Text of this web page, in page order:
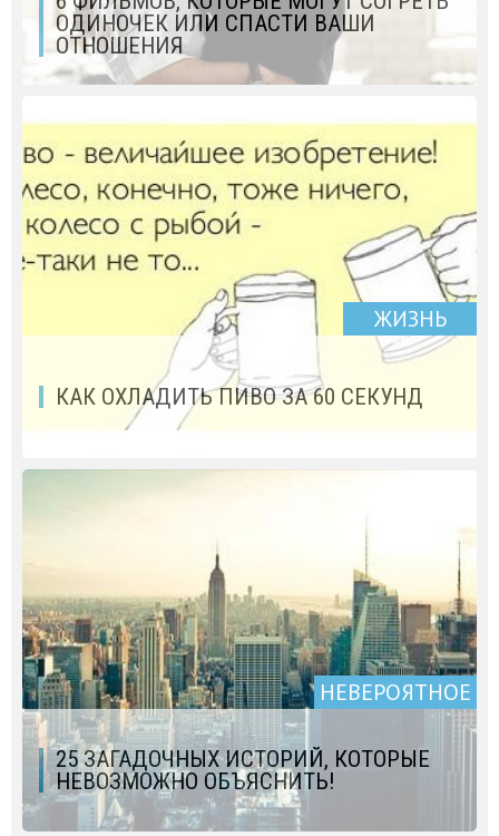
ОДИНОЧЕК ИЛИ СПАСТИ ВАШИ
ОТНОШЕНИЯ
ЖИЗНЬ
КАК ОХЛАДИТЬ ПИВО ЗА 60 СЕКУНД
НЕВЕРОЯТНОЕ
25 ЗАГАДОЧНЫХ ИСТОРИЙ, КОТОРЫЕ
НЕВОЗМОЖНО ОБЪЯСНИТЬ!